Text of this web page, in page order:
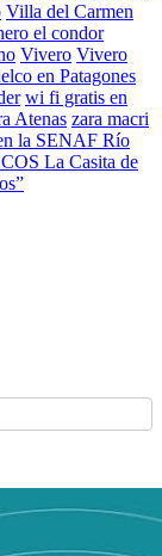
Villa del Carmen
el condor
Vivero Vivero
en Patagones
wi fi gratis en
Atenas zara macri
la SENAF Río
La Casita de